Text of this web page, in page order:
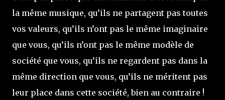
la même musique, qu’ils ne partagent pas toutes
vos valeurs, qu’ils n’ont pas le même imaginaire
que vous, qu’ils n’ont pas le même modèle de
société que vous, qu’ils ne regardent pas dans la
même direction que vous, qu’ils ne méritent pas
leur place dans cette société, bien au contraire !